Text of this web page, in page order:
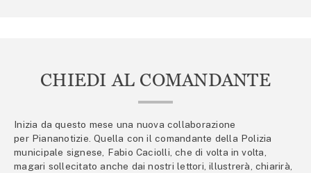
CHIEDI AL COMANDANTE
Inizia da questo mese una nuova collaborazione
per Piananotizie. Quella con il comandante della Polizia
municipale signese, Fabio Caciolli, che di volta in volta,
magari sollecitato anche dai nostri lettori, illustrerà, chiarirà,